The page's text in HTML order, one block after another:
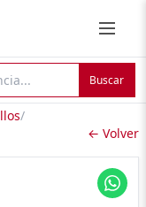
Buscar
/
← Volver